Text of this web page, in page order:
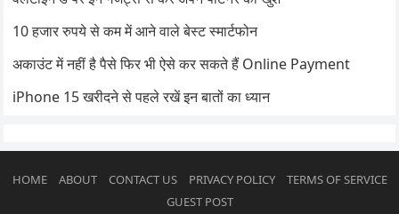
10 हजार रुपये से कम में आने वाले बेस्ट स्मार्टफोन
अकाउंट में नहीं है पैसे फिर भी ऐसे कर सकते हैं Online Payment
iPhone 15 खरीदने से पहले रखें इन बातों का ध्यान
HOME ABOUT CONTACT US PRIVACY POLICY
TERMS OF SERVICE
GUEST POST